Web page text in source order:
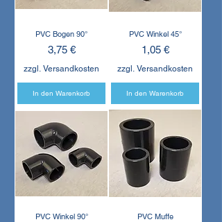
PVC Bogen 90°
Preis
3,75 €
zzgl. Versandkosten
In den Warenkorb
PVC Winkel 45°
Preis
1,05 €
zzgl. Versandkosten
In den Warenkorb
PVC Winkel 90° PVC Muffe